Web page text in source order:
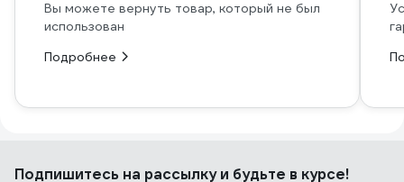
Вы можете вернуть товар, который не был
использован
Подробнее
Подпишитесь на рассылкуи будьте в курсе!